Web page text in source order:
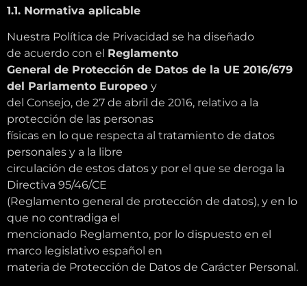
1.1. Normativa aplicable
Nuestra Política de Privacidad se ha diseñado
de acuerdo con el Reglamento
General de Protección de Datos de la UE 2016/679
del Parlamento Europeo y
del Consejo, de 27 de abril de 2016, relativo a la
protección de las personas
físicas en lo que respecta al tratamiento de datos
personales y a la libre
circulación de estos datos y por el que se deroga la
Directiva 95/46/CE
(Reglamento general de protección de datos), y en lo
que no contradiga el
mencionado Reglamento, por lo dispuesto en el
marco legislativo español en
materia de Protección de Datos de Carácter Personal.